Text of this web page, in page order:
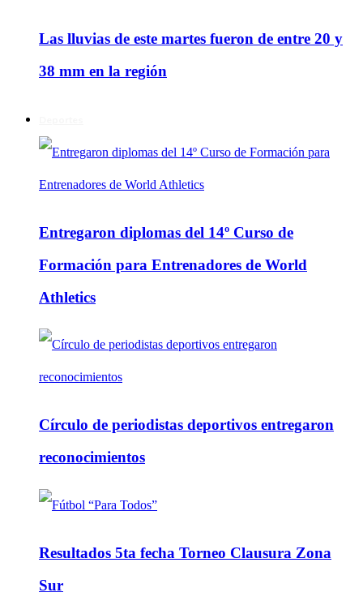
Las lluvias de este martes fueron de entre 20 y
38 mm en la región
Entregaron diplomas del 14º Curso de
Formación para Entrenadores de World
Athletics
Círculo de periodistas deportivos entregaron
reconocimientos
Resultados 5ta fecha Torneo Clausura Zona
Sur